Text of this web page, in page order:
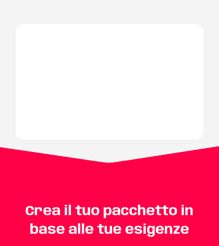
Crea il tuo pacchetto in
base alle tue esigenze